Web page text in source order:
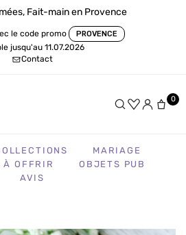
Fait-main en Provence
le code promo PROVENCE
jusqu'au 11.07.2026
Contact
0
MARIAGE
À OFFRIR
OBJETS PUB
AVIS